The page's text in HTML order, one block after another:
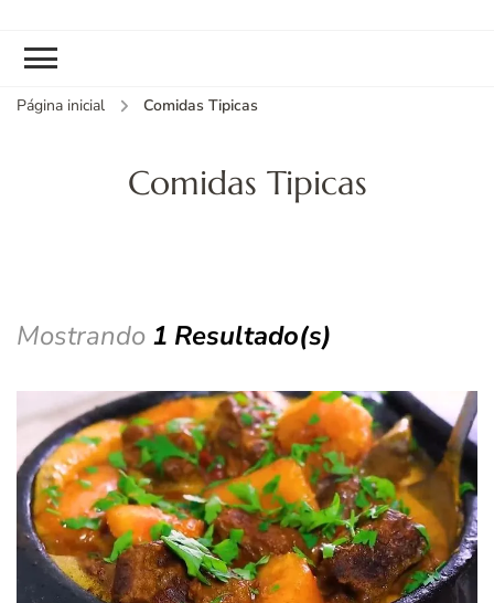
Página inicial Comidas Tipicas
Comidas Tipicas
Mostrando 1 Resultado(s)